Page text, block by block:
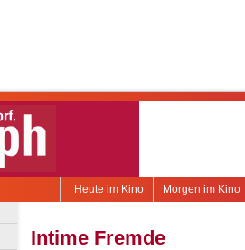
Morgen im Kino
Heute im Kino
Intime Fremde